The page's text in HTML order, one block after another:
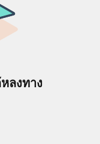
ลงทาง